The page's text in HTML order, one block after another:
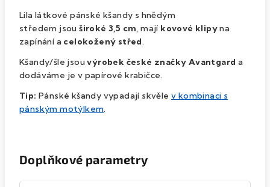
Lila látkové pánské kšandy s hnědým
středem jsou široké 3,5 cm, mají kovové klipyna
zapínání a celokožený střed.
Kšandy/šle jsouvýrobek české značky Avantgard a
dodáváme je v papírové krabičce.
Tip: Pánské kšandy vypadají skvěle v kombinaci s
pánským motýlkem.
Doplňkové parametry